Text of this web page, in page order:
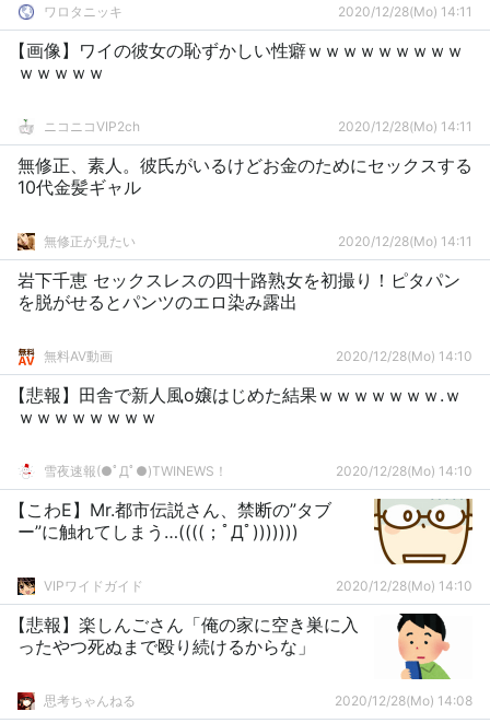
ワロタニッキ 2020/12/28(Mo) 14:11
【画像】ワイの彼女の恥ずかしい性癖ｗｗｗｗｗｗｗｗｗ
ｗｗｗｗｗ
ニコニコVIP2ch 2020/12/28(Mo) 14:11
無修正、素人。彼氏がいるけどお金のためにセックスする
10代金髪ギャル
無修正が見たい 2020/12/28(Mo) 14:11
岩下千恵 セックスレスの四十路熟女を初撮り！ピタパン
を脱がせるとパンツのエロ染み露出
無料AV動画 2020/12/28(Mo) 14:10
【悲報】田舎で新人風o嬢はじめた結果ｗｗｗｗｗｗｗ.ｗ
ｗｗｗｗｗｗｗｗ
雪夜速報(●ﾟДﾟ●)TWINEWS！ 2020/12/28(Mo) 14:10
【こわE】Mr.都市伝説さん、禁断の”タブ
ー”に触れてしまう…((((；ﾟДﾟ)))))))
VIPワイドガイド 2020/12/28(Mo) 14:10
【悲報】楽しんごさん「俺の家に空き巣に入
ったやつ死ぬまで殴り続けるからな」
思考ちゃんねる 2020/12/28(Mo) 14:08